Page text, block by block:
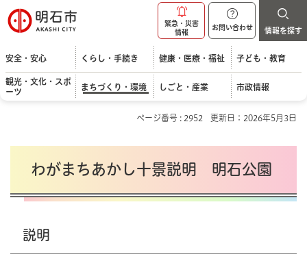
明石市
緊急・災害
情報
お問い合わせ 情報を探す
安全・安心 くらし・手続き 健康・医療・福祉 子ども・教育
観光・文化・スポ
ーツ
まちづくり・環境 しごと・産業 市政情報
ページ番号 : 2952 更新日：2026年5月3日
わがまちあかし十景説明 明石公園
説明